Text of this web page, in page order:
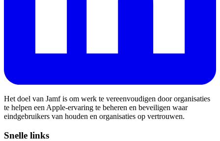
Het doel van Jamf is om werk te vereenvoudigen door organisaties
te helpen een Apple-ervaring te beheren en beveiligen waar
eindgebruikers van houden en organisaties op vertrouwen.
Snelle links